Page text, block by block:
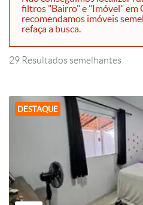
filtros "Bairro" e "Imóvel" em
recomendamos imóveis
refaça a busca.
29 Resultados semelhantes
DESTAQUE